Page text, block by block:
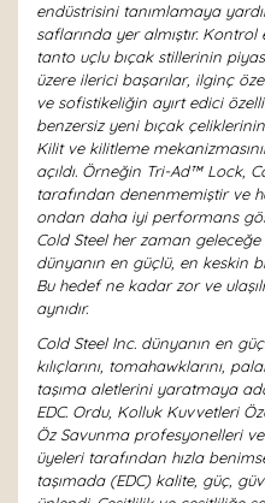
endüstrisini tanımlamaya
saflarında yer almıştır.
tanto uçlu bıçak stillerinin
üzere ilerici başarılar, ilginç
ve sofistikeliğin ayırt edici
benzersiz yeni bıçak
Kilit ve kilitleme
açıldı. Örneğin Tri-Ad™ Lock,
tarafından denenmemiştir ve
ondan daha iyi performans
Cold Steel her zaman
dünyanın en güçlü, en keskin
Bu hedef ne kadar zor ve
aynıdır.
Cold Steel Inc. dünyanın en
kılıçlarını, tomahawklarını,
taşıma aletlerini yaratmaya
EDC. Ordu, Kolluk Kuvvetleri
Öz Savunma profesyonelleri
üyeleri tarafından hızla
taşımada (EDC) kalite, güç,